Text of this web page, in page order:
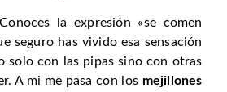
la expresión «se comen
seguro has vivido esa sensación
solo con las pipas sino con otras
A mi me pasa con los mejillones